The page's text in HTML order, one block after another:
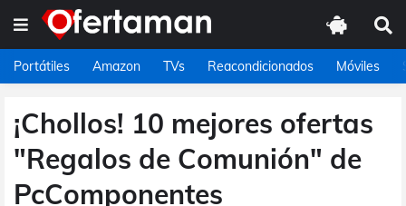
Portátiles Amazon TVs Reacondicionados Móviles
¡Chollos! 10 mejores ofertas
"Regalos de Comunión" de
PcComponentes